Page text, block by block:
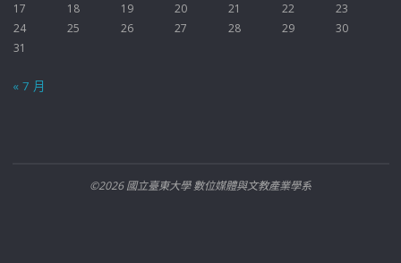
17
18 19 20 21 22
23
24
25 26 27 28 29
30
31
« 7 月
©2026 國立臺東大學 數位媒體與文教產業學系